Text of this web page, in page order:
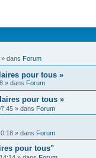
dans Forum
pour tous »
» dans Forum
pour tous »
» dans Forum
» dans Forum
pour tous"